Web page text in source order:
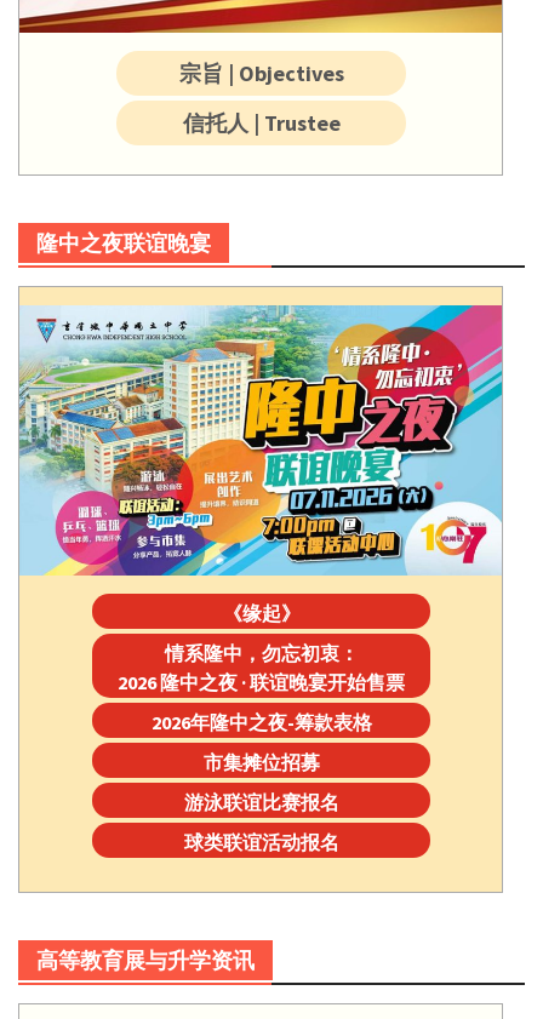
宗旨 | Objectives
信托人 | Trustee
隆中之夜联谊晚宴
《缘起》
情系隆中，勿忘初衷：
2026 隆中之夜 · 联谊晚宴开始售票
2026年隆中之夜-筹款表格
市集摊位招募
游泳联谊比赛报名
球类联谊活动报名
高等教育展与升学资讯